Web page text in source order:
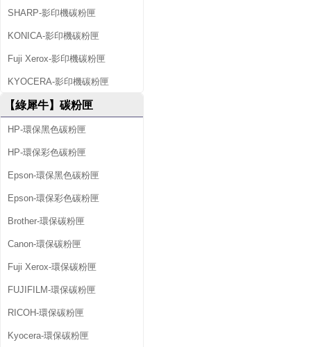
SHARP-影印機碳粉匣
KONICA-影印機碳粉匣
Fuji Xerox-影印機碳粉匣
KYOCERA-影印機碳粉匣
【綠犀牛】碳粉匣
HP-環保黑色碳粉匣
HP-環保彩色碳粉匣
Epson-環保黑色碳粉匣
Epson-環保彩色碳粉匣
Brother-環保碳粉匣
Canon-環保碳粉匣
Fuji Xerox-環保碳粉匣
FUJIFILM-環保碳粉匣
RICOH-環保碳粉匣
Kyocera-環保碳粉匣